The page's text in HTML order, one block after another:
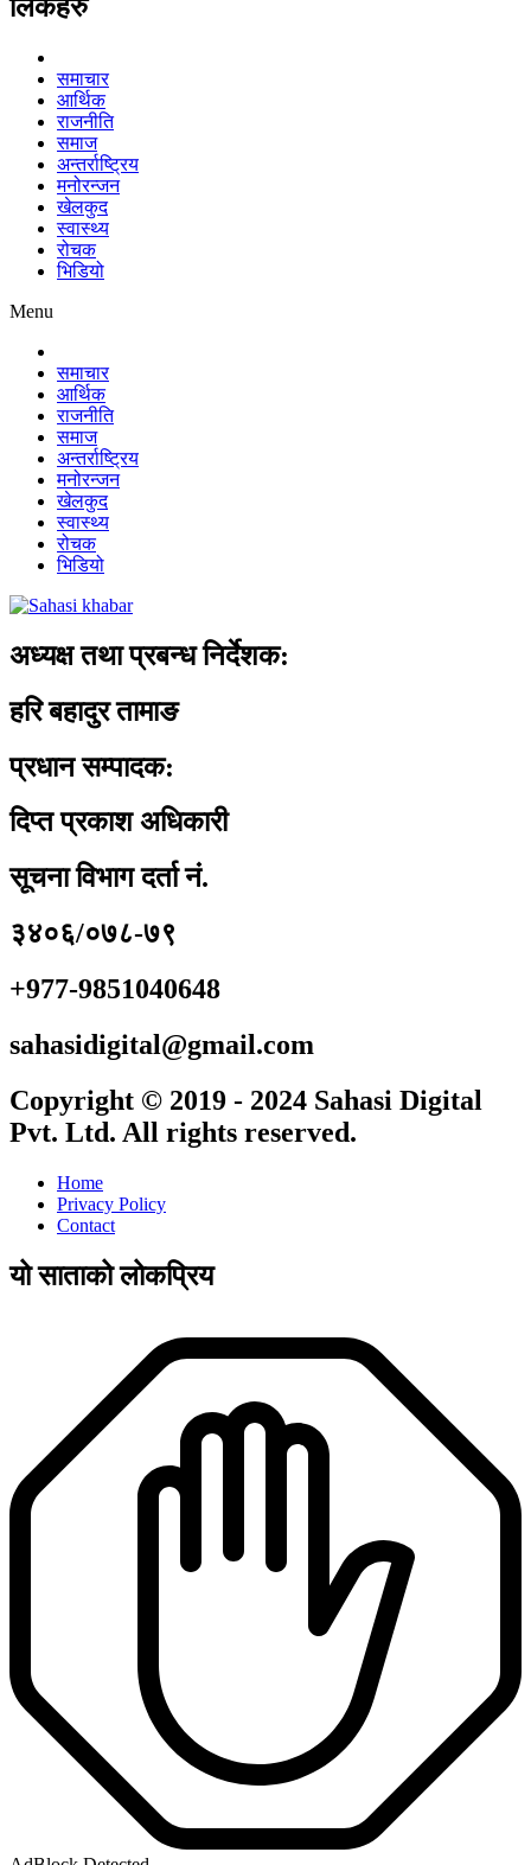
लिंकहरु
समाचार
आर्थिक
राजनीति
समाज
अन्तर्राष्ट्रिय
मनोरन्जन
खेलकुद
स्वास्थ्य
रोचक
भिडियो
Menu
समाचार
आर्थिक
राजनीति
समाज
अन्तर्राष्ट्रिय
मनोरन्जन
खेलकुद
स्वास्थ्य
रोचक
भिडियो
अध्यक्ष तथा प्रबन्ध निर्देशक:
हरि बहादुर तामाङ
प्रधान सम्पादक:
दिप्त प्रकाश अधिकारी
सूचना विभाग दर्ता नं.
३४०६/०७८-७९
+977-9851040648
sahasidigital@gmail.com
Copyright © 2019 - 2024 Sahasi Digital
Pvt. Ltd. All rights reserved.
Home
Privacy Policy
Contact
यो साताको लोकप्रिय